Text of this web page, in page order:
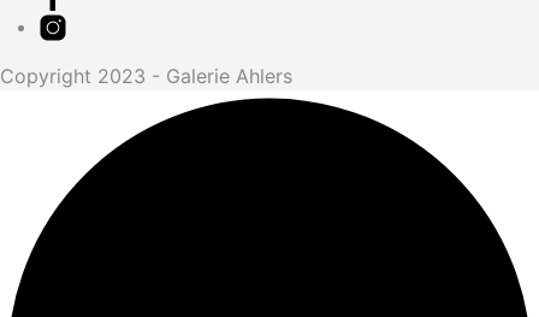
Copyright 2023 - Galerie Ahlers